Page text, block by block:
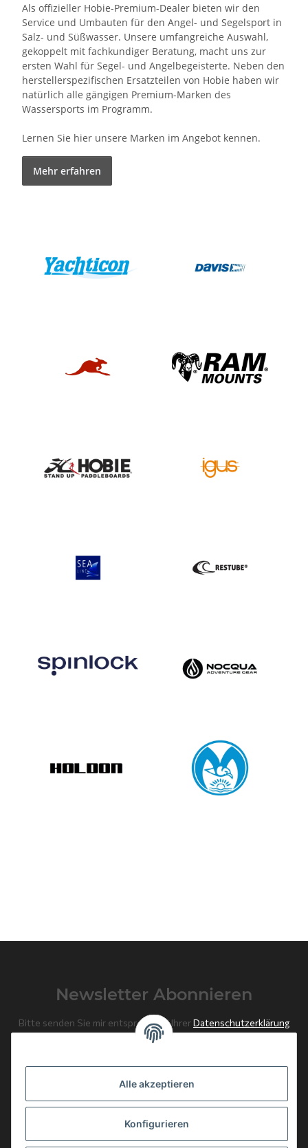
Alle akzeptieren
Konfigurieren
Als offizieller Hobie-Premium-Dealer bieten wir den
Service und Umbauten für den Angel- und Segelsport in
Salz- und Süßwasser. Unsere umfangreiche Auswahl,
gekoppelt mit fachkundiger Beratung, macht uns zur
ersten Wahl für Segel- und Angelbegeisterte. Neben den
herstellerspezifischen Ersatzteilen von Hobie haben wir
natürlich alle gängigen Premium-Marken des
Wassersports im Programm.
Lernen Sie hier unsere Marken im Angebot kennen.
Mehr erfahren
Newsletter Abonnieren
Bitte senden Sie mir entsprechend IhrerDatenschutzerklärung
regelmäßig und jederzeit widerruflich Informationen zu Ihrem
Newsletter Abonnieren